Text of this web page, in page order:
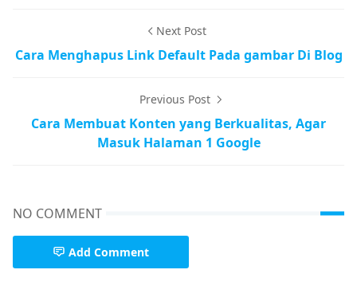
Next Post
Cara Menghapus Link Default Pada gambar Di Blog
Previous Post
Cara Membuat Konten yang Berkualitas, Agar
Masuk Halaman 1 Google
NO COMMENT
Add Comment